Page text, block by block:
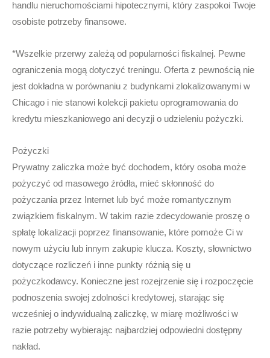
handlu nieruchomościami hipotecznymi, który zaspokoi Twoje
osobiste potrzeby finansowe.
*Wszelkie przerwy zależą od popularności fiskalnej. Pewne
ograniczenia mogą dotyczyć treningu. Oferta z pewnością nie
jest dokładna w porównaniu z budynkami zlokalizowanymi w
Chicago i nie stanowi kolekcji pakietu oprogramowania do
kredytu mieszkaniowego ani decyzji o udzieleniu pożyczki.
Pożyczki
Prywatny zaliczka może być dochodem, który osoba może
pożyczyć od masowego źródła, mieć skłonność do
pożyczania przez Internet lub być może romantycznym
związkiem fiskalnym. W takim razie zdecydowanie proszę o
spłatę lokalizacji poprzez finansowanie, które pomoże Ci w
nowym użyciu lub innym zakupie klucza. Koszty, słownictwo
dotyczące rozliczeń i inne punkty różnią się u
pożyczkodawcy. Konieczne jest rozejrzenie się i rozpoczęcie
podnoszenia swojej zdolności kredytowej, starając się
wcześniej o indywidualną zaliczkę, w miarę możliwości w
razie potrzeby wybierając najbardziej odpowiedni dostępny
nakład.